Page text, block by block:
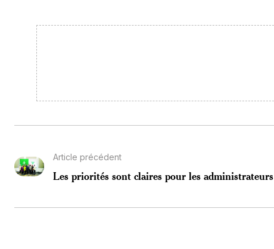
Article précédent
Les priorités sont claires pour les